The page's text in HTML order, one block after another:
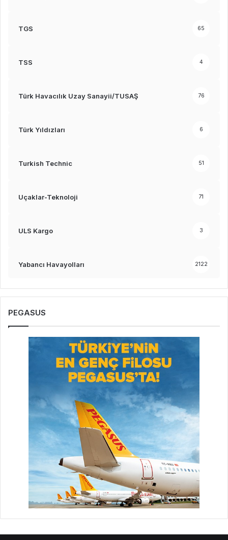
TGS 65
TSS 4
Türk Havacılık Uzay Sanayii/TUSAŞ 76
Türk Yıldızları 6
Turkish Technic 51
Uçaklar-Teknoloji 71
ULS Kargo 3
Yabancı Havayolları 2122
PEGASUS